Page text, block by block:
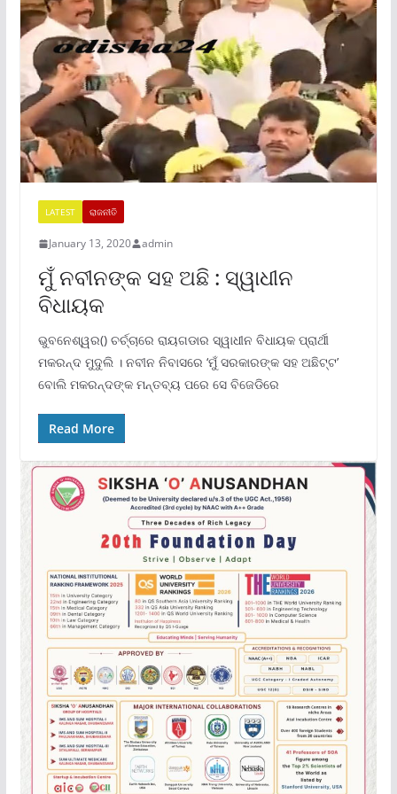
LATEST ରାଜନୀତି
January 13, 2020 admin
ମୁଁ ନବୀନଙ୍କ ସହ ଅଛି : ସ୍ୱାଧୀନ
ବିଧାୟକ
ଭୁବନେଶ୍ୱର() ଚର୍ଚ୍ଚାରେ ରାୟଗଡାର ସ୍ୱାଧୀନ ବିଧାୟକ ପ୍ରାର୍ଥୀ
ମକରନ୍ଦ ମୁଦୁଲି । ନବୀନ ନିବାସରେ ‘ମୁଁ ସରକାରଙ୍କ ସହ ଅଛିଟ୍ଟ’
ବୋଲି ମକରନ୍ଦଙ୍କ ମନ୍ତବ୍ୟ ପରେ ସେ ବିଜେଡିରେ
Read More